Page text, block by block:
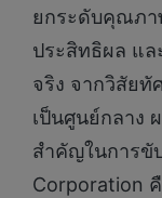
ยกระดับคุณภา
ประสิทธิผล แล
จริง จากวิสัยทั
เป็นศูนย์กลาง
สำคัญในการขั
Corporation